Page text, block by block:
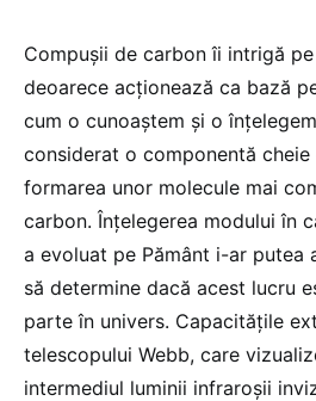
Compușii de carbon îi intrigă
deoarece acționează ca bază
cum o cunoaștem și o
considerat o componentă cheie
formarea unor molecule mai
carbon. Înțelegerea modului în
a evoluat pe Pământ i-ar putea
să determine dacă acest lucru
parte în univers. Capacitățile
telescopului Webb, care
intermediul luminii infraroșii